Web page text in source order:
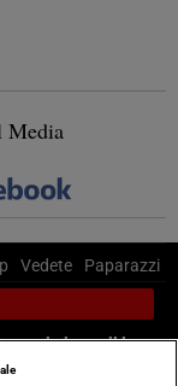
Media
Vedete Paparazzi
trimite mail la